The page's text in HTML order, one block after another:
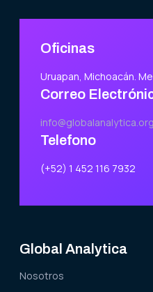
Oficinas
Uruapan, Michoacán.
Correo
info@globalanalytica.org
Telefono
(+52) 1 452 116 7932
Global Analytica
Nosotros